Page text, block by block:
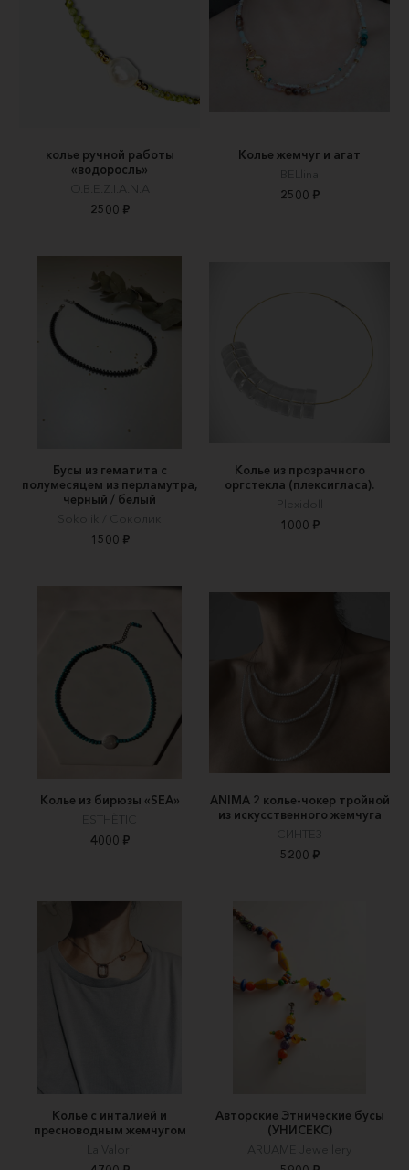
колье ручной работы
«водоросль»
O.B.E.Z.I.A.N.A
2500 ₽
Колье жемчуг и агат
BELlina
2500 ₽
Бусы из гематита с
полумесяцем из перламутра,
черный / белый
Sokolik / Соколик
1500 ₽
Колье из прозрачного
оргстекла (плексигласа).
Plexidoll
1000 ₽
Колье из бирюзы «SEA»
ESTHÈTIC
4000 ₽
ANIMA 2 колье-чокер тройной
из искусственного жемчуга
СИНТЕЗ
5200 ₽
Колье с инталией и
пресноводным жемчугом
La Valori
Авторские Этнические бусы
(УНИСЕКС)
ARUAME Jewellery